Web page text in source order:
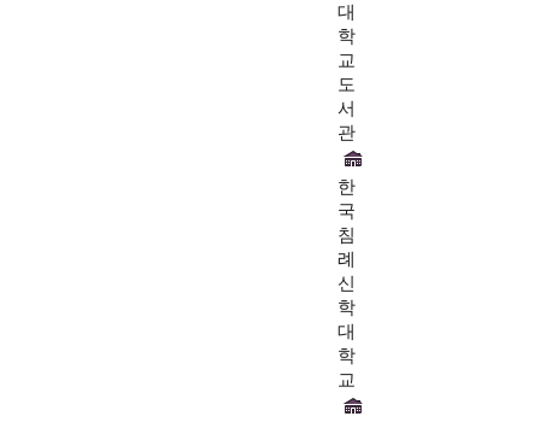
대
학
교
도
서
관
한
국
침
례
신
학
대
학
교